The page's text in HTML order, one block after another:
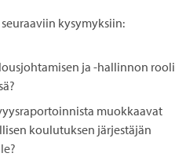
kysymyksiin:
ja -hallinnon rooli
muokkaavat
koulutuksen järjestäjän